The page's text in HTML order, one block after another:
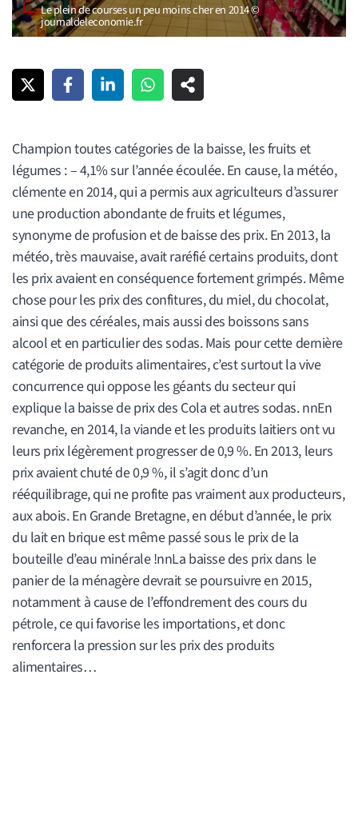
Le plein de courses un peu moins cher en 2014 ©
journaldeleconomie.fr
Champion toutes catégories de la baisse, les fruits et
légumes : – 4,1% sur l’année écoulée. En cause, la météo,
clémente en 2014, qui a permis aux agriculteurs d’assurer
une production abondante de fruits et légumes,
synonyme de profusion et de baisse des prix. En 2013, la
météo, très mauvaise, avait raréfié certains produits, dont
les prix avaient en conséquence fortement grimpés. Même
chose pour les prix des confitures, du miel, du chocolat,
ainsi que des céréales, mais aussi des boissons sans
alcool et en particulier des sodas. Mais pour cette dernière
catégorie de produits alimentaires, c’est surtout la vive
concurrence qui oppose les géants du secteur qui
explique la baisse de prix des Cola et autres sodas. nnEn
revanche, en 2014, la viande et les produits laitiers ont vu
leurs prix légèrement progresser de 0,9 %. En 2013, leurs
prix avaient chuté de 0,9 %, il s’agit donc d’un
rééquilibrage, qui ne profite pas vraiment aux producteurs,
aux abois. En Grande Bretagne, en début d’année, le prix
du lait en brique est même passé sous le prix de la
bouteille d’eau minérale !nnLa baisse des prix dans le
panier de la ménagère devrait se poursuivre en 2015,
notamment à cause de l’effondrement des cours du
pétrole, ce qui favorise les importations, et donc
renforcera la pression sur les prix des produits
alimentaires…